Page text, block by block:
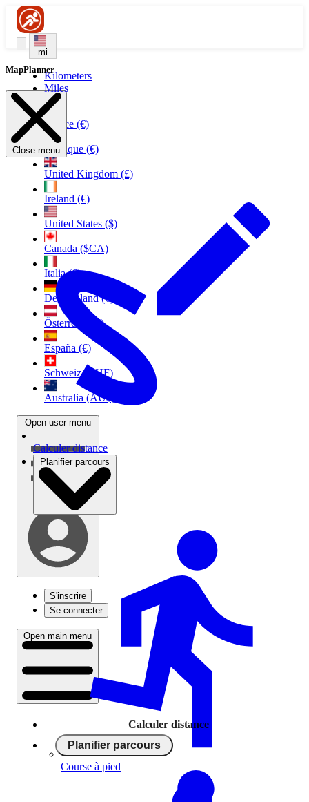
mi
Kilometers
Miles
France (€)
Belgique (€)
United Kingdom (£)
Ireland (€)
United States ($)
Canada ($CA)
Italia (€)
Deutschland (€)
Österreich (€)
España (€)
Schweiz (CHF)
Australia (AU$)
Open user menu
S'inscrire
Se connecter
Open main menu
Calculer distance
Planifier parcours
MapPlanner
Close menu
Calculer distance
Planifier parcours
Course à pied